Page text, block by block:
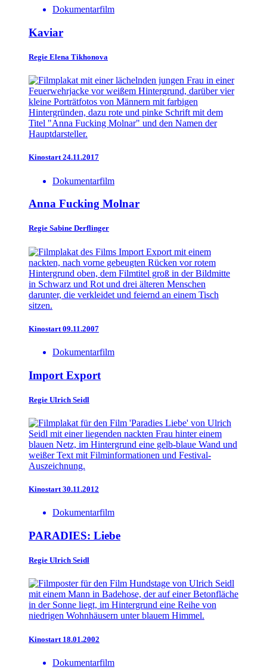
Dokumentarfilm
Kaviar
Regie Elena Tikhonova
Kinostart 24.11.2017
Dokumentarfilm
Anna Fucking Molnar
Regie Sabine Derflinger
Kinostart 09.11.2007
Dokumentarfilm
Import Export
Regie Ulrich Seidl
Kinostart 30.11.2012
Dokumentarfilm
PARADIES: Liebe
Regie Ulrich Seidl
Kinostart 18.01.2002
Dokumentarfilm